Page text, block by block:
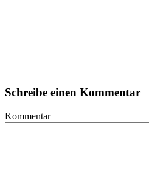
Schreibe einen Kommentar
Kommentar